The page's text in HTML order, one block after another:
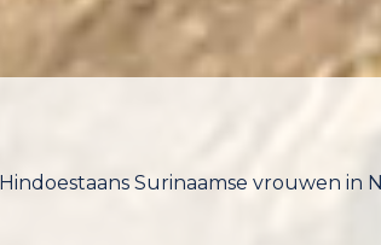
Surinaamse vrouwen in